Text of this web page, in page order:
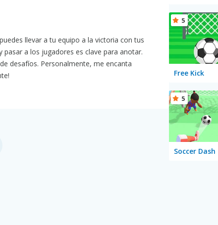
llevar a tu equipo a la victoria con tus
pasar a los jugadores es clave para anotar.
desafíos. Personalmente, me encanta
Free Kick
5
Soccer Dash
5